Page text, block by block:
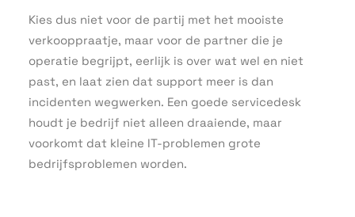
Kies dus niet voor de partij met het mooiste
verkooppraatje, maar voor de partner die je
operatie begrijpt, eerlijk is over wat wel en niet
past, en laat zien dat support meer is dan
incidenten wegwerken. Een goede servicedesk
houdt je bedrijf niet alleen draaiende, maar
voorkomt dat kleine IT-problemen grote
bedrijfsproblemen worden.